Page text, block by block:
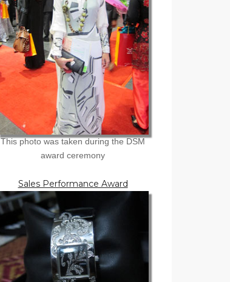
This photo was taken during the DSM
award ceremony
Sales Performance Award